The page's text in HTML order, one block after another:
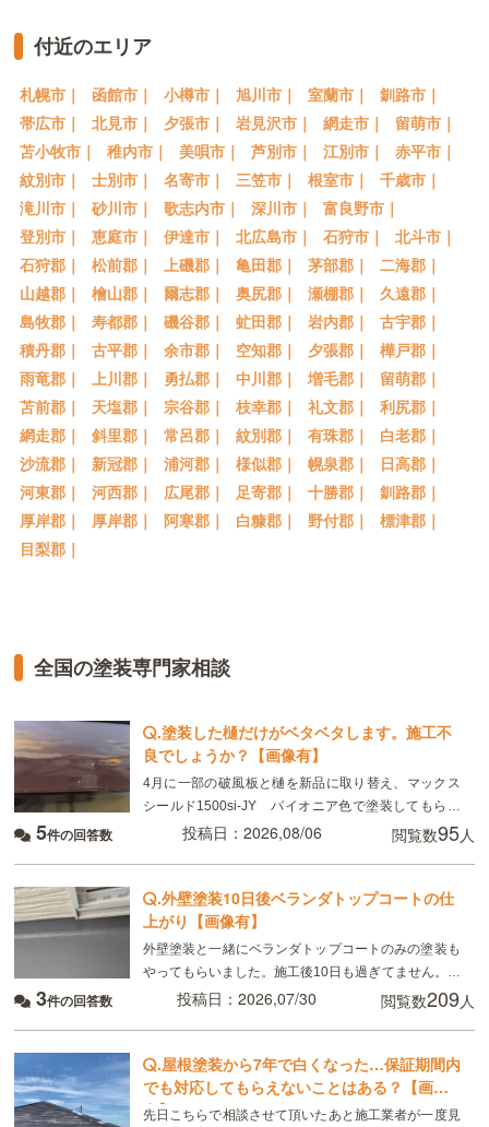
付近のエリア
札幌市｜ 函館市｜ 小樽市｜ 旭川市｜ 室蘭市｜
釧路市｜
帯広市｜
北見市｜ 夕張市｜ 岩見沢市｜ 網走市｜
留萌市｜
苫小牧市｜
稚内市｜ 美唄市｜ 芦別市｜ 江別市｜
赤平市｜
紋別市｜
士別市｜ 名寄市｜ 三笠市｜ 根室市｜
千歳市｜
滝川市｜
砂川市｜ 歌志内市｜ 深川市｜
富良野市｜
登別市｜
恵庭市｜ 伊達市｜ 北広島市｜ 石狩市｜
北斗市｜
石狩郡｜
松前郡｜ 上磯郡｜ 亀田郡｜ 茅部郡｜
二海郡｜
山越郡｜
檜山郡｜ 爾志郡｜ 奥尻郡｜ 瀬棚郡｜
久遠郡｜
島牧郡｜
寿都郡｜ 磯谷郡｜ 虻田郡｜ 岩内郡｜
古宇郡｜
積丹郡｜
古平郡｜ 余市郡｜ 空知郡｜ 夕張郡｜
樺戸郡｜
雨竜郡｜
上川郡｜ 勇払郡｜ 中川郡｜ 増毛郡｜
留萌郡｜
苫前郡｜
天塩郡｜ 宗谷郡｜ 枝幸郡｜ 礼文郡｜
利尻郡｜
網走郡｜
斜里郡｜ 常呂郡｜ 紋別郡｜ 有珠郡｜
白老郡｜
沙流郡｜
新冠郡｜ 浦河郡｜ 様似郡｜ 幌泉郡｜
日高郡｜
河東郡｜
河西郡｜ 広尾郡｜ 足寄郡｜ 十勝郡｜
釧路郡｜
厚岸郡｜
厚岸郡｜ 阿寒郡｜ 白糠郡｜ 野付郡｜
標津郡｜
目梨郡｜
全国の塗装専門家相談
.塗装した樋だけがベタベタします。施工不
良でしょうか？【画像有】
4月に一部の破風板と樋を新品に取り替え、マックス
シールド1500si-JY パイオニア色で塗装してもらい
ました。 8月現在、樋がベタベタして小さい虫が張り
5件の回答数 投稿日：2026,08/06 閲覧数95人
.外壁塗装10日後ベランダトップコートの仕
上がり【画像有】
外壁塗装と一緒にベランダトップコートのみの塗装も
やってもらいました。施工後10日も過ぎてません。こ
れは普通ですか？
3件の回答数 投稿日：2026,07/30 閲覧数209 人
.屋根塗装から7年で白くなった…保証期間内
でも対応してもらえないことはある？【画像
有】
先日こちらで相談させて頂いたあと施工業者が一度見